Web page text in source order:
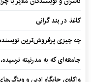
کاغذ در بند گرانی
چه چیزی پرفروش‌ترین
جامعه‌ای که به مدرنیته
واکاوی جایگاه ادبی و